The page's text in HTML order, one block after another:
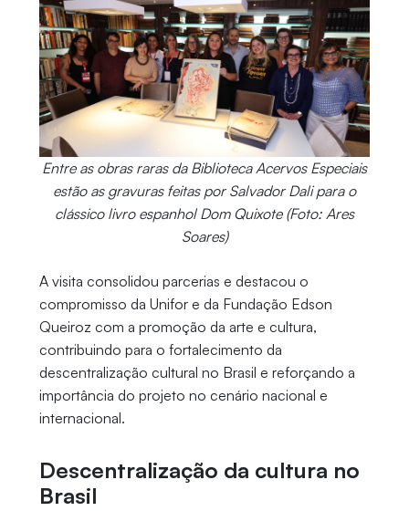
Entre as obras raras da Biblioteca Acervos Especiais
estão as gravuras feitas por Salvador Dali para o
clássico livro espanhol Dom Quixote (Foto: Ares
Soares)
A visita consolidou parcerias e destacou o
compromisso da Unifor e da Fundação Edson
Queiroz com a promoção da arte e cultura,
contribuindo para o fortalecimento da
descentralização cultural no Brasil e reforçando a
importância do projeto no cenário nacional e
internacional.
Descentralização da cultura no
Brasil